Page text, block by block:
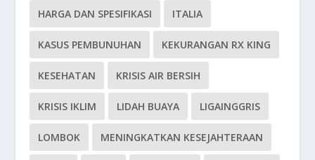
HARGA DAN SPESIFIKASI ITALIA
KASUS PEMBUNUHAN KEKURANGAN RX KING
KESEHATAN KRISIS AIR BERSIH
KRISIS IKLIM LIDAH BUAYA LIGAINGGRIS
LOMBOK MENINGKATKAN KESEJAHTERAAN